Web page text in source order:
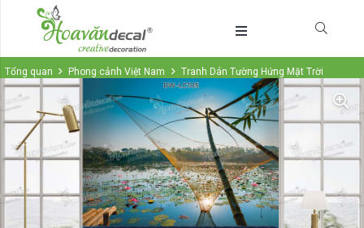
Tổng quan Phong cảnh Việt Nam Tranh Dán Tường Hứng Mặt Trời